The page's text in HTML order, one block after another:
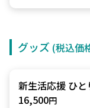
グッズ (税込価
新生活応援 ひ
16,500円